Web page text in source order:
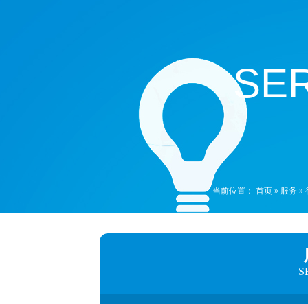
当前位置： 首页» 服务»